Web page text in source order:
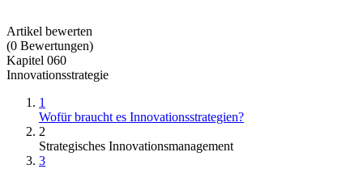
Artikel bewerten
(0 Bewertungen)
Kapitel 060
Innovationsstrategie
1
Wofür braucht es Innovationsstrategien?
2
Strategisches Innovationsmanagement
3